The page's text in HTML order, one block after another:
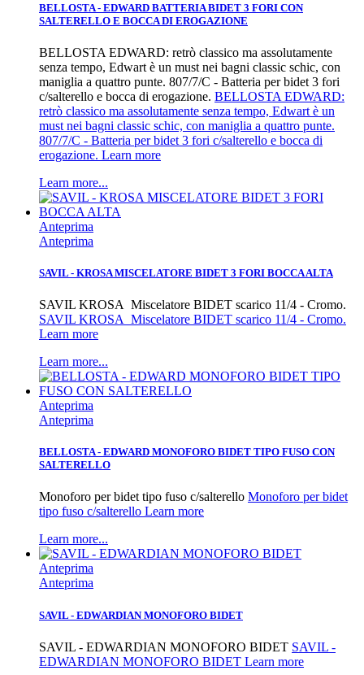
BELLOSTA - EDWARD BATTERIA BIDET 3 FORI CON
SALTERELLO E BOCCA DI EROGAZIONE
BELLOSTA EDWARD: retrò classico ma assolutamente
senza tempo, Edwart è un must nei bagni classic schic, con
maniglia a quattro punte. 807/7/C - Batteria per bidet 3 fori
c/salterello e bocca di erogazione. BELLOSTA EDWARD:
retrò classico ma assolutamente senza tempo, Edwart è un
must nei bagni classic schic, con maniglia a quattro punte.
807/7/C - Batteria per bidet 3 fori c/salterello e bocca di
erogazione. Learn more
Learn more...
Anteprima
Anteprima
SAVIL - KROSA MISCELATORE BIDET 3 FORI BOCCA ALTA
SAVIL KROSA Miscelatore BIDET scarico 11/4 - Cromo.
SAVIL KROSA Miscelatore BIDET scarico 11/4 - Cromo.
Learn more
Learn more...
Anteprima
Anteprima
BELLOSTA - EDWARD MONOFORO BIDET TIPO FUSO CON
SALTERELLO
Monoforo per bidet tipo fuso c/salterello Monoforo per bidet
tipo fuso c/salterello Learn more
Learn more...
Anteprima
Anteprima
SAVIL - EDWARDIAN MONOFORO BIDET
SAVIL - EDWARDIAN MONOFORO BIDET SAVIL -
EDWARDIAN MONOFORO BIDET Learn more